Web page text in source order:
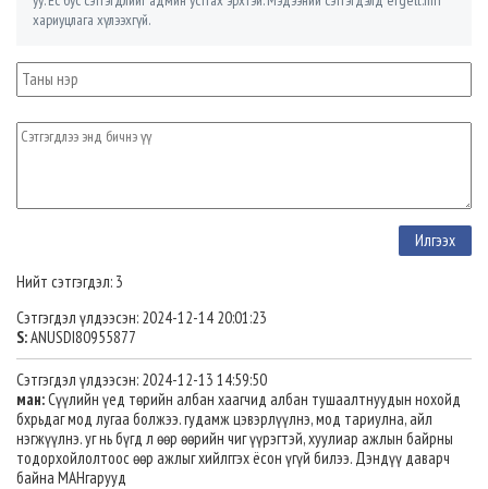
хариуцлага хүлээхгүй.
Нийт сэтгэгдэл: 3
Сэтгэгдэл үлдээсэн: 2024-12-14 20:01:23
S:ANUSDI80955877
Сэтгэгдэл үлдээсэн: 2024-12-13 14:59:50
ман:Сүүлийн үед төрийн албан хаагчид албан тушаалтнуудын нохойд
бхрьдаг мод лугаа болжээ. гудамж цэвэрлүүлнэ, мод тариулна, айл
нэгжүүлнэ. уг нь бүгд л өөр өөрийн чиг үүрэгтэй, хуулиар ажлын байрны
тодорхойлолтоос өөр ажлыг хийлггэх ёсон үгүй билээ. Дэндүү даварч
байна МАНгарууд